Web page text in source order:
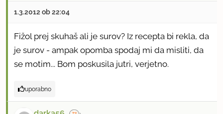
1.3.2012 ob 22:04
Fižol prej skuhaš ali je surov? Iz recepta bi rekla, da
je surov - ampak opomba spodaj mi da misliti, da
se motim... Bom poskusila jutri, verjetno.
uporabno